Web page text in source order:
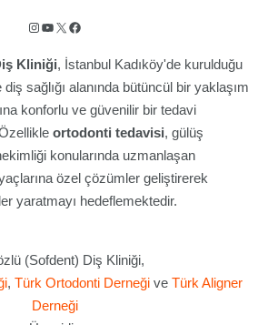
Instagram
YouTube
X Facebook
Kliniği, İstanbul Kadıköy'de kurulduğu
sağlığı alanında bütüncül bir yaklaşım
konforlu ve güvenilir bir tedavi
ortodonti tedavisi, gülüş
konularında uzmanlaşan
özel çözümler geliştirerek
yaratmayı hedeflemektedir.
(Sofdent) Diş Kliniği,
, Türk Ortodonti Derneğive Türk Aligner
Derneği